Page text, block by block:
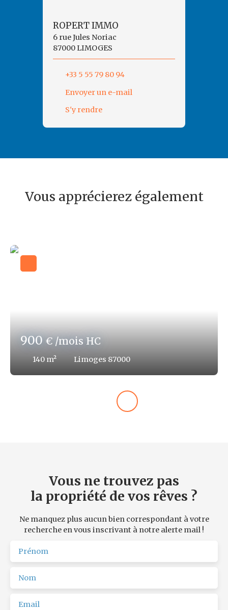
ROPERT IMMO
6 rue Jules Noriac
87000 LIMOGES
+33 5 55 79 80 94
Envoyer un e-mail
S'y rendre
Vous apprécierez également
900€ /mois HC
140 m² Limoges 87000
Vous ne trouvez pas
la propriété de vos rêves ?
Ne manquez plus aucun bien correspondant à votre
recherche en vous inscrivant à notre alerte mail !
Prénom
Nom
Email